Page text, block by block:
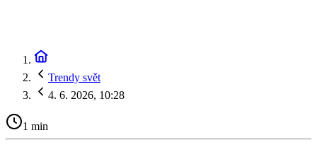
Trendy svět
4. 6. 2026, 10:28
1 min